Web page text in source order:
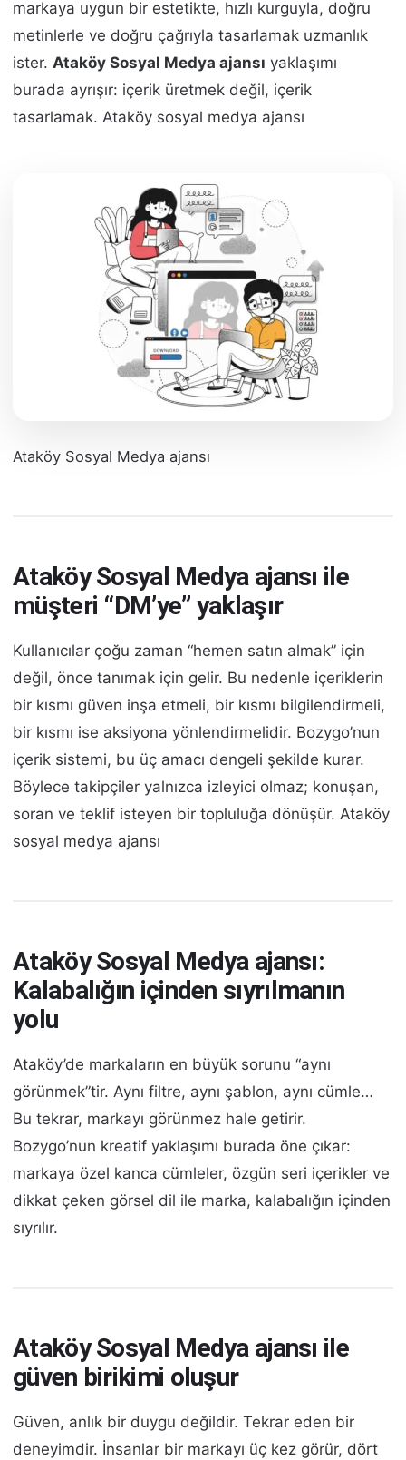
markaya uygun bir estetikte, hızlı kurguyla, doğru
metinlerle ve doğru çağrıyla tasarlamak uzmanlık
ister. Ataköy Sosyal Medya ajansı yaklaşımı
burada ayrışır: içerik üretmek değil, içerik
tasarlamak. Ataköy sosyal medya ajansı
Ataköy Sosyal Medya ajansı
Ataköy Sosyal Medya ajansı ile
müşteri “DM’ye” yaklaşır
Kullanıcılar çoğu zaman “hemen satın almak” için
değil, önce tanımak için gelir. Bu nedenle içeriklerin
bir kısmı güven inşa etmeli, bir kısmı bilgilendirmeli,
bir kısmı ise aksiyona yönlendirmelidir. Bozygo’nun
içerik sistemi, bu üç amacı dengeli şekilde kurar.
Böylece takipçiler yalnızca izleyici olmaz; konuşan,
soran ve teklif isteyen bir topluluğa dönüşür. Ataköy
sosyal medya ajansı
Ataköy Sosyal Medya ajansı:
Kalabalığın içinden sıyrılmanın
yolu
Ataköy’de markaların en büyük sorunu “aynı
görünmek”tir. Aynı filtre, aynı şablon, aynı cümle…
Bu tekrar, markayı görünmez hale getirir.
Bozygo’nun kreatif yaklaşımı burada öne çıkar:
markaya özel kanca cümleler, özgün seri içerikler ve
dikkat çeken görsel dil ile marka, kalabalığın içinden
sıyrılır.
Ataköy Sosyal Medya ajansı ile
güven birikimi oluşur
Güven, anlık bir duygu değildir. Tekrar eden bir
deneyimdir. İnsanlar bir markayı üç kez görür, dört